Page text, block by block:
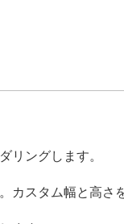
リングします。
スタム幅と高さ